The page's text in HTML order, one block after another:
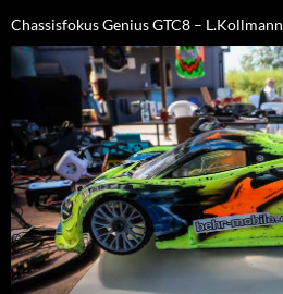
Chassisfokus Genius GTC8 – L.Kollmann